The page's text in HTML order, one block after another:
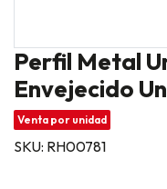
Perfil Metal
Envejecido
Venta por unidad
SKU: RH00781